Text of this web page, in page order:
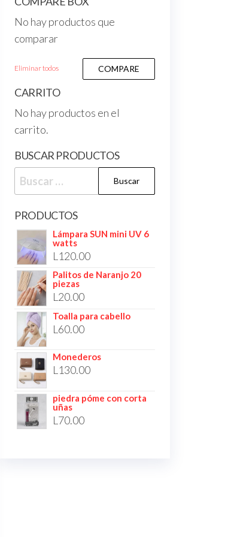
No hay productos que
comparar
Eliminar todos COMPARE
CARRITO
No hay productos en el
carrito.
BUSCAR PRODUCTOS
PRODUCTOS
Lámpara SUN mini UV 6
watts
L 120.00
Palitos de Naranjo 20
piezas
L 20.00
Toalla para cabello
L 60.00
Monederos
L 130.00
piedra póme con corta
uñas
L 70.00